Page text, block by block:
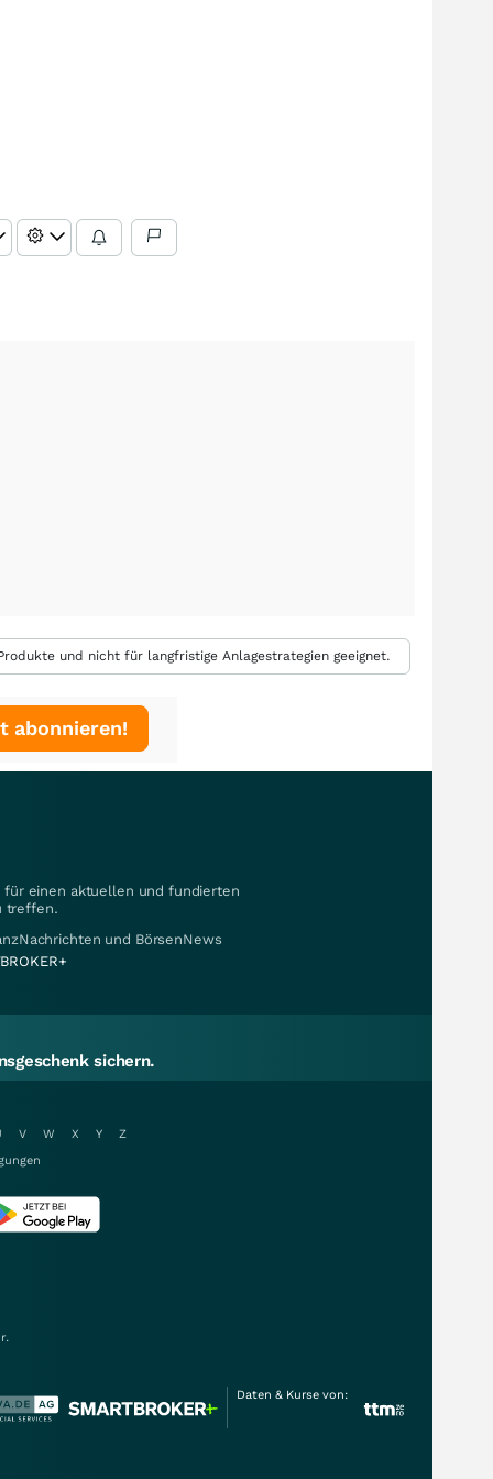
und nicht für langfristige Anlagestrategien geeignet.
abonnieren!
für einen aktuellen und fundierten
treffen.
und BörsenNews
sichern.
V W X Y
Z
Daten & Kurse von: